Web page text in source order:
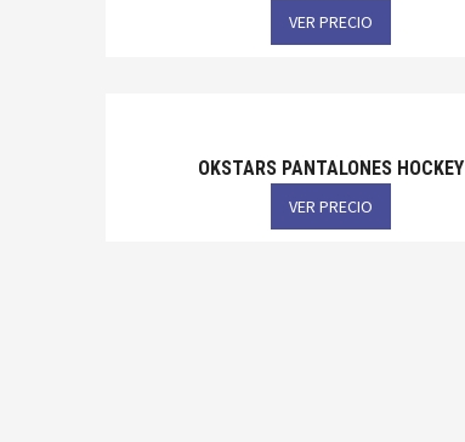
VER PRECIO
OKSTARS PANTALONES HOCKEY
VER PRECIO